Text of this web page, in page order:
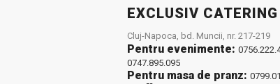
EXCLUSIV
Cluj-Napoca, bd. Muncii, nr. 217-219
Pentru evenimente:
0747.895.095
Pentru masa de pranz: